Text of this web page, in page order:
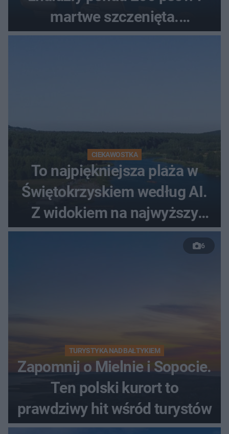
martwe szczenięta.
Zatrzymano 35-latka
CIEKAWOSTKA
To najpiękniejsza plaża w
Świętokrzyskiem według AI.
Z widokiem na najwyższy
szczyt Gór Świętokrzyskich
6
TURYSTYKA NAD BAŁTYKIEM
Zapomnij o Mielnie i Sopocie.
Ten polski kurort to
prawdziwy hit wśród turystów